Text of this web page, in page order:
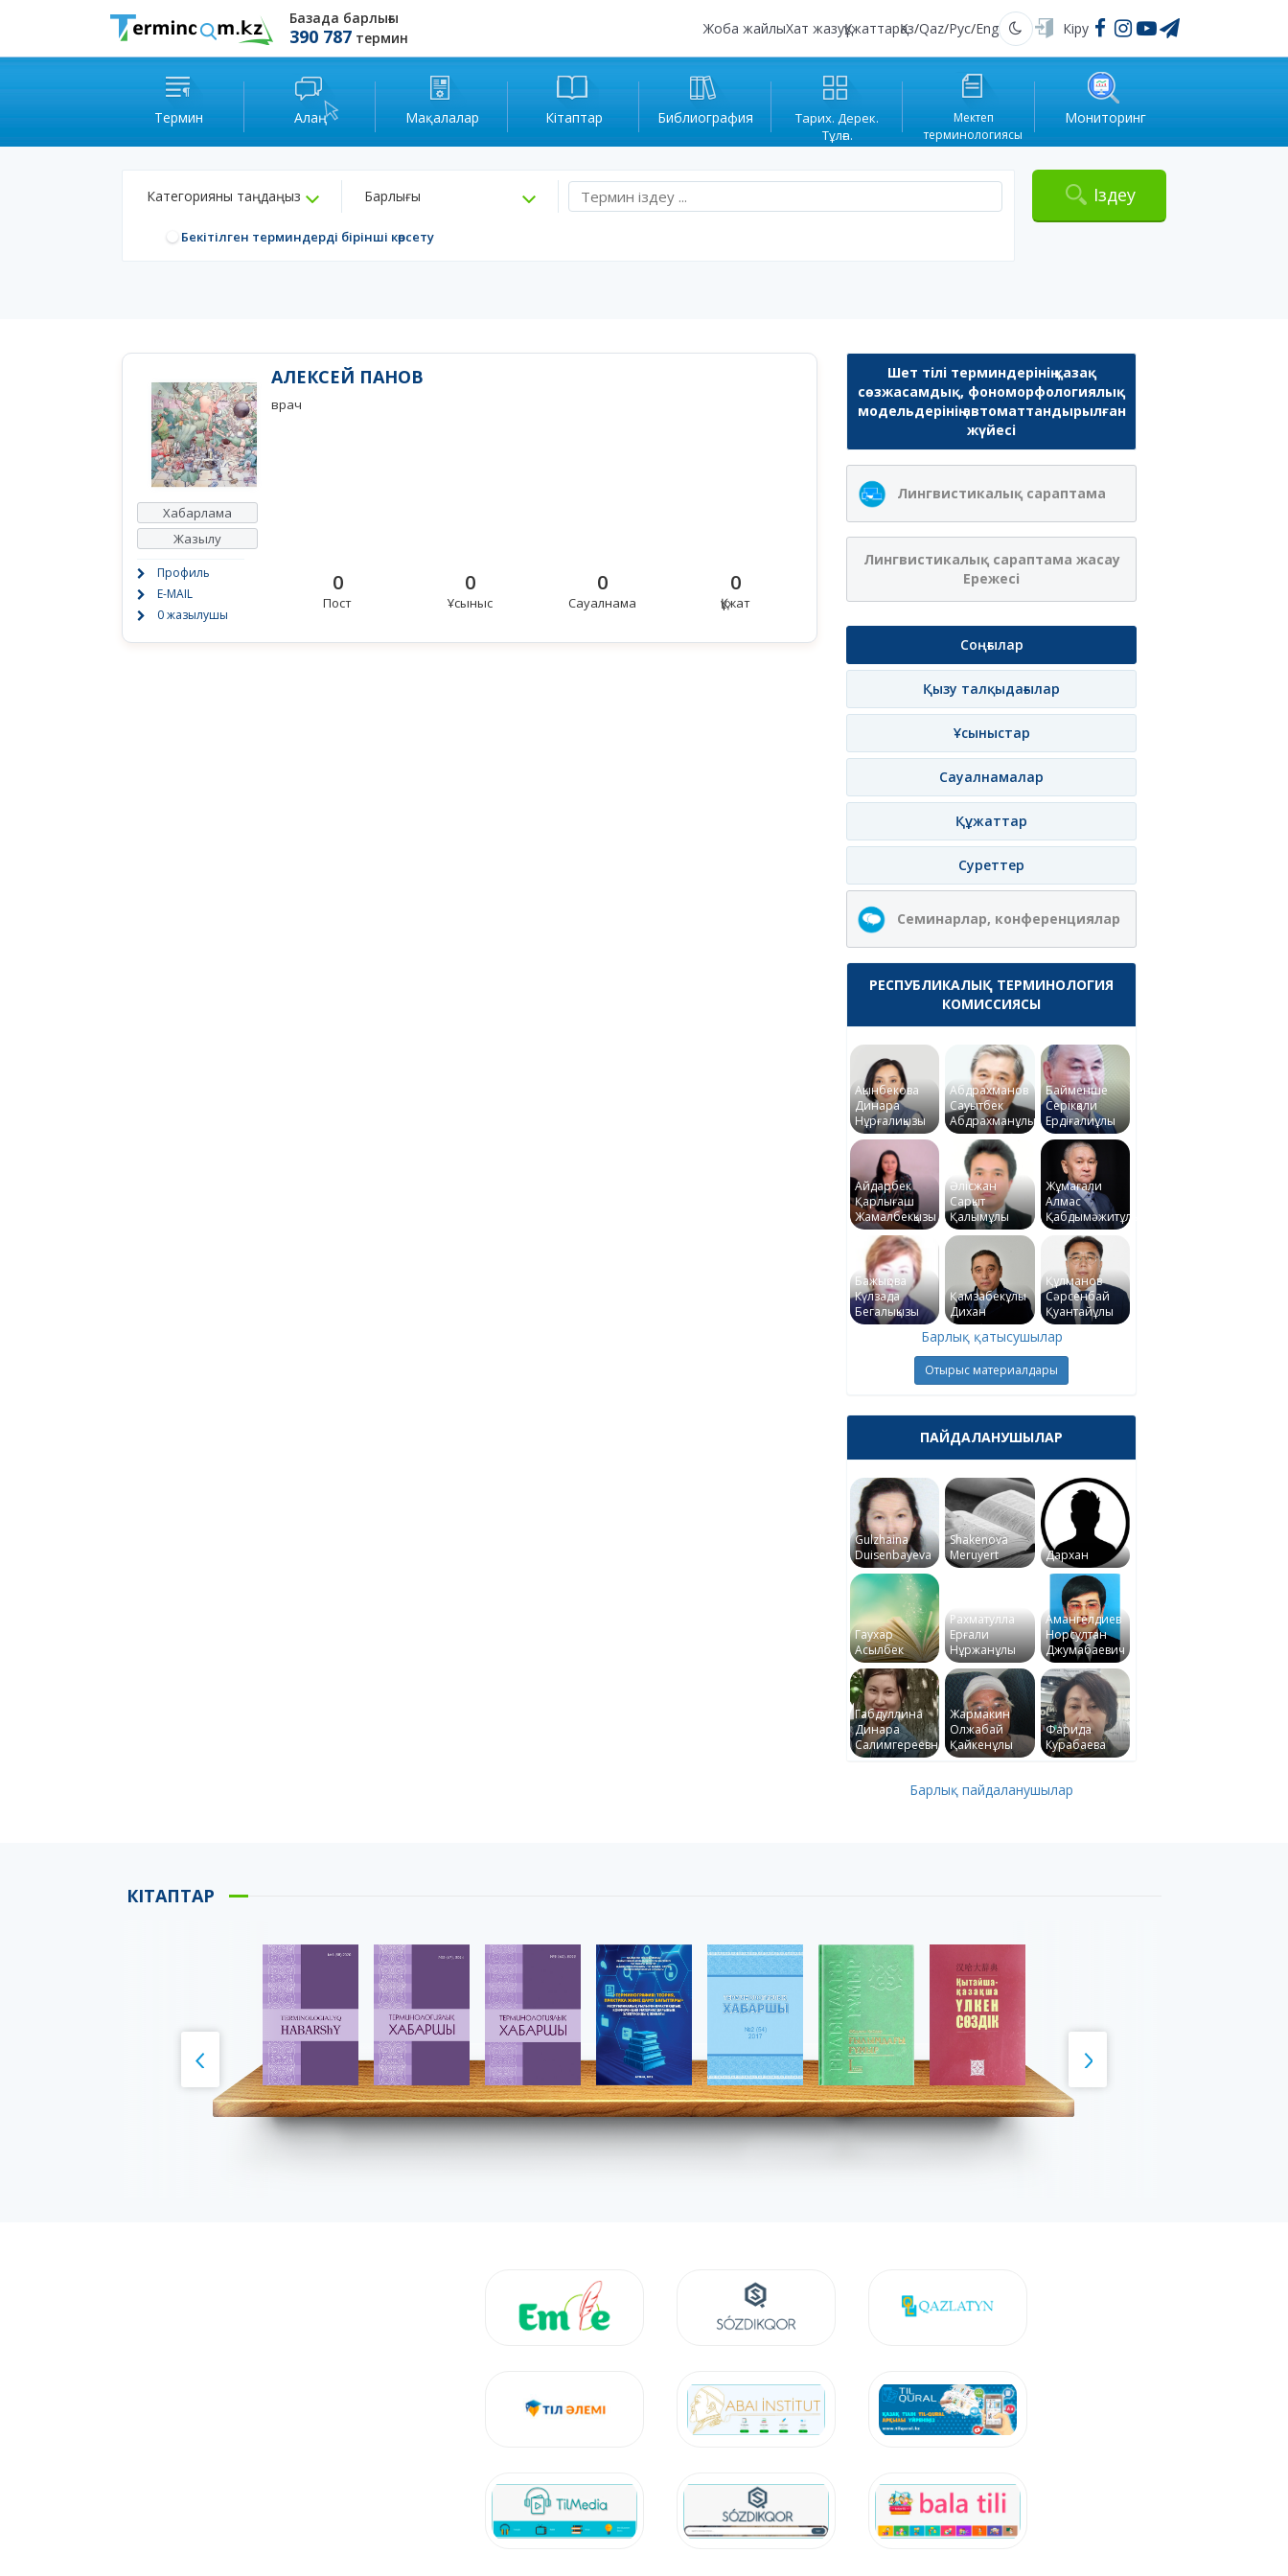
Базада барлығы
390 787 термин
Жоба жайлыХат жазуҚұжаттарҚаз/Qaz/Рус/Eng Қараңғы Кіру
Термин Алаң Мақалалар Кітаптар Библиография
Тарих. Дерек.
Тұлға.
Мектеп
терминологиясы
Мониторинг
Категорияны таңдаңыз Барлығы
Бекітілген терминдерді бірінші көрсету
Іздеу
Хабарлама
Жазылу
Профиль
E-MAIL
0 жазылушы
АЛЕКСЕЙ ПАНОВ
врач
0
Пост
0
Ұсыныс
0
Сауалнама
0
Құжат
Шет тілі терминдерінің қазақ
сөзжасамдық, фономорфологиялық
модельдерінің автоматтандырылған
жүйесі
Лингвистикалық сараптама
Лингвистикалық сараптама жасау
Ережесі
Соңғылар
Қызу талқыдағылар
Ұсыныстар
Сауалнамалар
Құжаттар
Суреттер
Семинарлар, конференциялар
РЕСПУБЛИКАЛЫҚ ТЕРМИНОЛОГИЯ
КОМИССИЯСЫ
Ақынбекова
Динара
Нұрғалиқызы
Абдрахманов
Сауытбек
Абдрахманұлы
Байменше
Серікқали
Ердіғалиұлы
Айдарбек
Қарлығаш
Жамалбекқызы
Әлісжан
Сарқыт
Қалымұлы
Жұмағали
Алмас
Қабдымәжитұлы
Бажықова
Күлзада
Бегалықызы
Қамзабекұлы
Дихан
Құлманов
Сәрсенбай
Қуантайұлы
Барлық қатысушылар
Отырыс материалдары
ПАЙДАЛАНУШЫЛАР
Gulzhaina
Duisenbayeva
Shakenova
Meruyert
Дархан
Гаухар
Асылбек
Рахматулла
Ерғали
Нұржанұлы
Амангелдиев
Норсултан
Джумабаевич
Габдуллина
Динара
Салимгереевна
Жармакин
Олжабай
Қайкенұлы
Фарида
Курабаева
Барлық пайдаланушылар
КІТАПТАР